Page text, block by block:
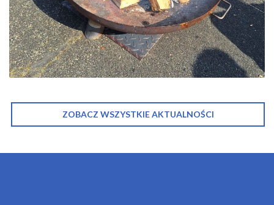
ZOBACZ WSZYSTKIE AKTUALNOŚCI